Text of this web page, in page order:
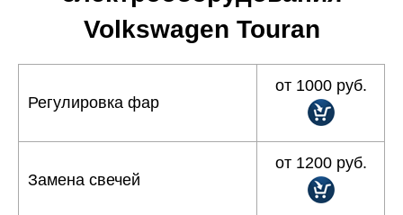
Volkswagen Touran
Регулировка фар
от 1000 руб.
Замена свечей
от 1200 руб.